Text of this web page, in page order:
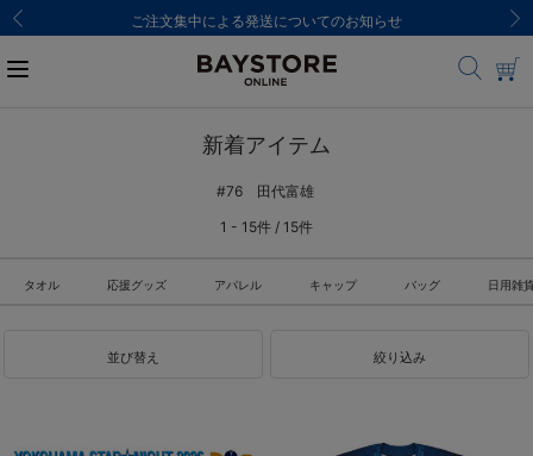
ご注文集中による発送についてのお知らせ
新着アイテム
#76 田代富雄
1 - 15件 / 15件
タオル 応援グッズ アパレル キャップ バッグ 日用雑
並び替え 絞り込み